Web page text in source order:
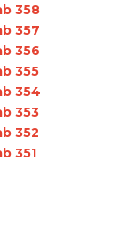
358
357
356
355
354
353
352
351